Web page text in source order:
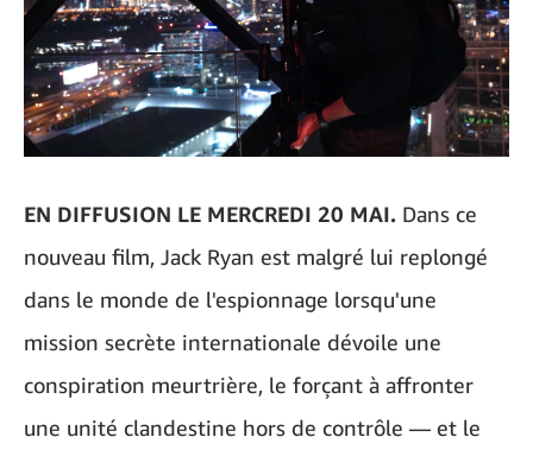
EN DIFFUSION LE MERCREDI 20 MAI. Dans ce
nouveau film, Jack Ryan est malgré lui replongé
dans le monde de l'espionnage lorsqu'une
mission secrète internationale dévoile une
conspiration meurtrière, le forçant à affronter
une unité clandestine hors de contrôle — et le